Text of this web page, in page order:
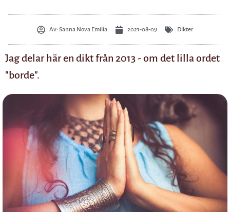
Av: Sanna Nova Emilia 2021-08-09 Dikter
Jag delar här en dikt från 2013 - om det lilla ordet
"borde".